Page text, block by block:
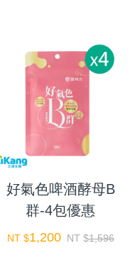
好氣色啤酒酵母B
群-4包優惠
NT $1,200 NT $1,596